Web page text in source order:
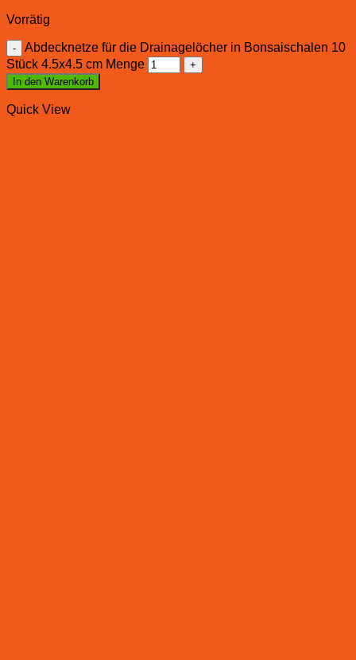
Vorrätig
Abdecknetze für die Drainagelöcher in Bonsaischalen 10
Stück 4.5x4.5 cm Menge
In den Warenkorb
Quick View